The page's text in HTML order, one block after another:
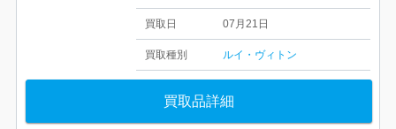
買取日 07月21日
買取種別 ルイ・ヴィトン
買取品詳細